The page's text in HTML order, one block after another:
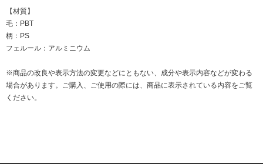
【材質】
毛：PBT
柄：PS
フェルール：アルミニウム
※商品の改良や表示方法の変更などにともない、成分や表示内容などが変わる
場合があります。ご購入、ご使用の際には、商品に表示されている内容をご覧
ください。